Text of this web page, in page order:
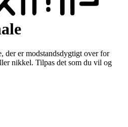
er modstandsdygtigt over for
nikkel. Tilpas det som du vil og